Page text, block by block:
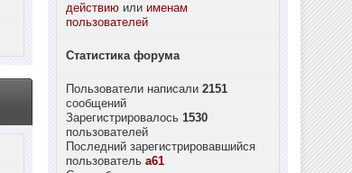
действию или именам
пользователей
Статистика форума
Пользователи написали2151
сообщений
Зарегистрировалось1530
пользователей
Последний зарегистрировавшийся
пользовательa61